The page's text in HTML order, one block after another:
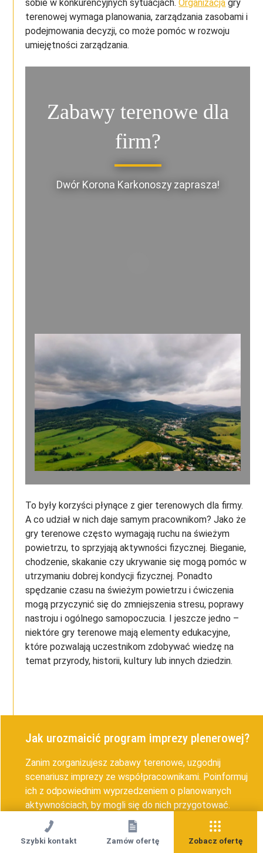
sobie w konkurencyjnych sytuacjach.Organizacja gry
terenowej wymaga planowania, zarządzania zasobami i
podejmowania decyzji, co może pomóc w rozwoju
umiejętności zarządzania.
Zabawy terenowe dla
firm?
Dwór Korona Karkonoszy zaprasza!
To były korzyści płynące z gier terenowych dla firmy.
A co udział w nich daje samym pracownikom? Jako że
gry terenowe często wymagają ruchu na świeżym
powietrzu, to sprzyjają aktywności fizycznej. Bieganie,
chodzenie, skakanie czy ukrywanie się mogą pomóc w
utrzymaniu dobrej kondycji fizycznej. Ponadto
spędzanie czasu na świeżym powietrzu i ćwiczenia
mogą przyczynić się do zmniejszenia stresu, poprawy
nastroju i ogólnego samopoczucia. I jeszcze jedno –
niektóre gry terenowe mają elementy edukacyjne,
które pozwalają uczestnikom zdobywać wiedzę na
temat przyrody, historii, kultury lub innych dziedzin.
Jak urozmaicić program imprezy plenerowej?
Zanim zorganizujesz zabawy terenowe, uzgodnij
scenariusz imprezy ze współpracownikami. Poinformuj
ich z odpowiednim wyprzedzeniem o planowanych
aktywnościach, by mogli się do nich przygotować.
Jeśli działasz w branży kreatywnej i chcesz pokazać
pracownikom, że cenisz sobie nieszablonowe pomysły,
Szybki kontakt Zamów ofertę Zobacz ofertę